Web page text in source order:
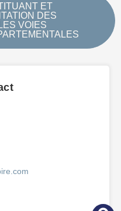
ET
DES
VOIES